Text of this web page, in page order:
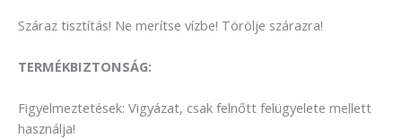
Száraz tisztítás! Ne merítse vízbe! Törölje szárazra!
TERMÉKBIZTONSÁG:
Figyelmeztetések: Vigyázat, csak felnőtt felügyelete mellett
használja!